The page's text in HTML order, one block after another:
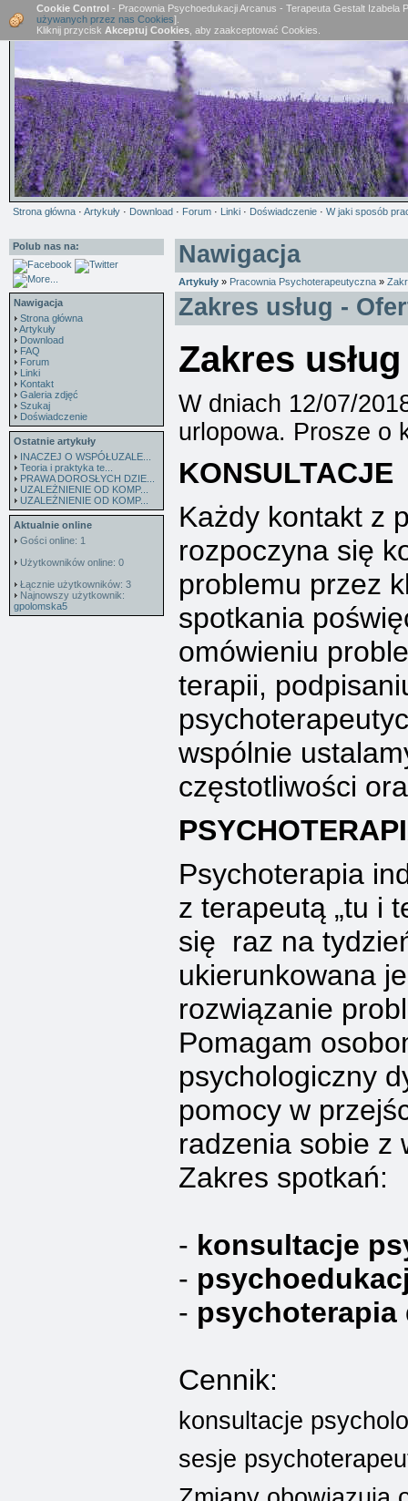
Strona główna · Artykuły · Download · Forum · Linki · Doświadczenie · W jaki sposób
Polub nas na:
Nawigacja
Strona główna
Artykuły
Download
FAQ
Forum
Linki
Kontakt
Galeria zdjęć
Szukaj
Doświadczenie
Ostatnie artykuły
INACZEJ O WSPÓŁUZALE...
Teoria i praktyka te...
PRAWA DOROSŁYCH DZIE...
UZALEŻNIENIE OD KOMP...
UZALEŻNIENIE OD KOMP...
Aktualnie online
Gości online: 1
Użytkowników online: 0
Łącznie użytkowników: 3
Najnowszy użytkownik:
gpolomska5
Cookie Control - Pracownia Psychoedukacji Arcanus - Terapeuta Gestalt
używanych przez nas Cookies].
Kliknij przycisk Akceptuj Cookies , aby zaakceptować Cookies.
Nawigacja
Artykuły » Pracownia Psychoterapeutyczna »
Zakres usług -
Zakres
W dniach 12/07/
urlopowa. Prosze o
KONSULTACJE
Każdy kontakt z
rozpoczyna się
problemu przez
spotkania
omówieniu
terapii,
wspólnie
częstotliwości
Psychoterapia
z terapeutą „tu i
się raz na
ukierunkowana
rozwiązanie
Pomagam
psychologiczny
pomocy w
radzenia sobie z
Zakres spotkań:
- konsultacje
-
- psychoterapia
Cennik:
konsultacje
sesje